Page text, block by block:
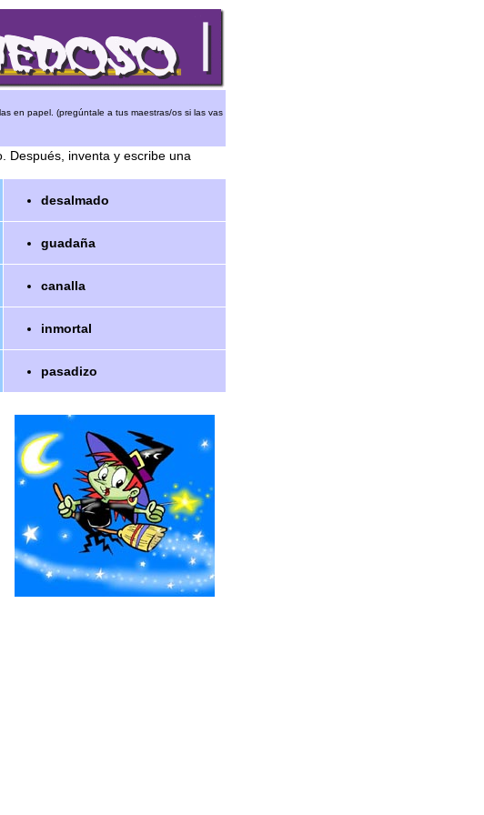
en papel. (pregúntale a tus maestras/os si las vas
Después, inventa y escribe una
desalmado
guadaña
canalla
inmortal
pasadizo